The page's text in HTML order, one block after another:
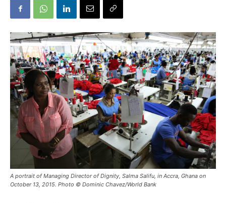
A portrait of Managing Director of Dignity, Salma Salifu, in Accra, Ghana on
October 13, 2015. Photo © Dominic Chavez/World Bank